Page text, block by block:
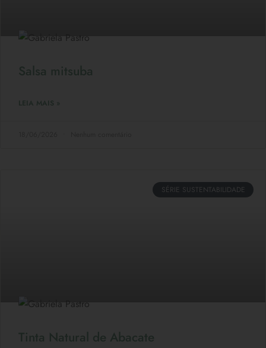
Salsa mitsuba
LEIA MAIS »
SÉRIE SUSTENTABILIDADE
Tinta Natural de Abacate